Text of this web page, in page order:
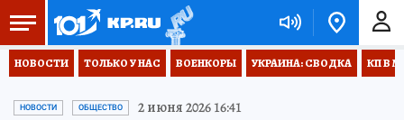
НОВОСТИ ТОЛЬКО У НАС ВОЕНКОРЫ УКРАИНА: СВОДКА КП В
НОВОСТИ ОБЩЕСТВО 2 июня 2026 16:41